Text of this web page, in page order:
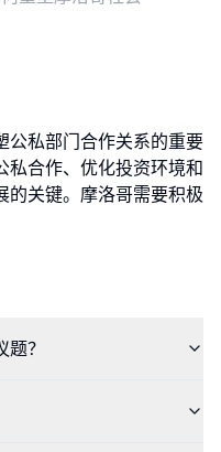
公私部门合作关系的重要
私合作、优化投资环境和
的关键。摩洛哥需要积极
？